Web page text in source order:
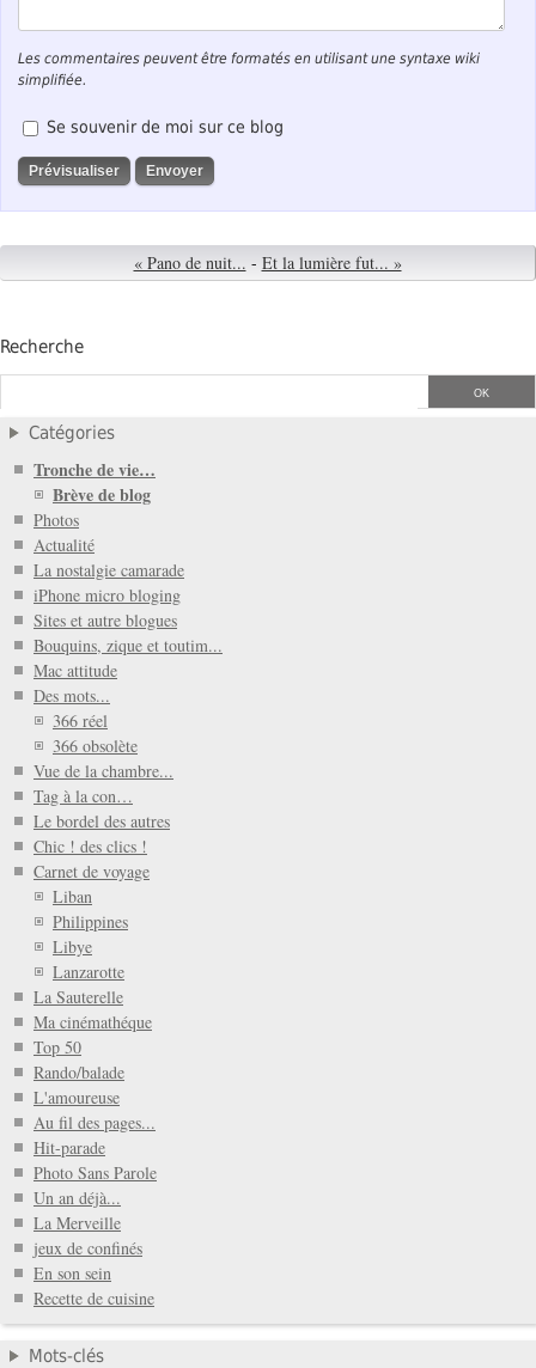
Les commentaires peuvent être formatés en utilisant une syntaxe wiki
simplifiée.
Se souvenir de moi sur ce blog
« Pano de nuit... - Et la lumière fut... »
Recherche
Catégories
Tronche de vie…
Brève de blog
Photos
Actualité
La nostalgie camarade
iPhone micro bloging
Sites et autre blogues
Bouquins, zique et toutim...
Mac attitude
Des mots...
366 réel
366 obsolète
Vue de la chambre...
Tag à la con…
Le bordel des autres
Chic ! des clics !
Carnet de voyage
Liban
Philippines
Libye
Lanzarotte
La Sauterelle
Ma cinémathéque
Top 50
Rando/balade
L'amoureuse
Au fil des pages...
Hit-parade
Photo Sans Parole
Un an déjà...
La Merveille
jeux de confinés
En son sein
Recette de cuisine
Mots-clés